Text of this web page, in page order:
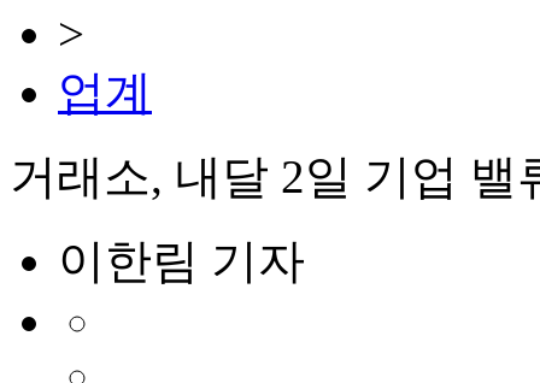
>
업계
거래소, 내달 2일 기업
이한림 기자